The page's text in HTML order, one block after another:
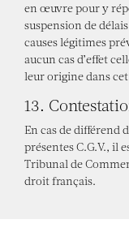
en œuvre pour y
suspension de
causes légitimes
aucun cas d’effet
leur origine dans
13.
En cas de différend
présentes C.G.V., il
Tribunal de
droit français.